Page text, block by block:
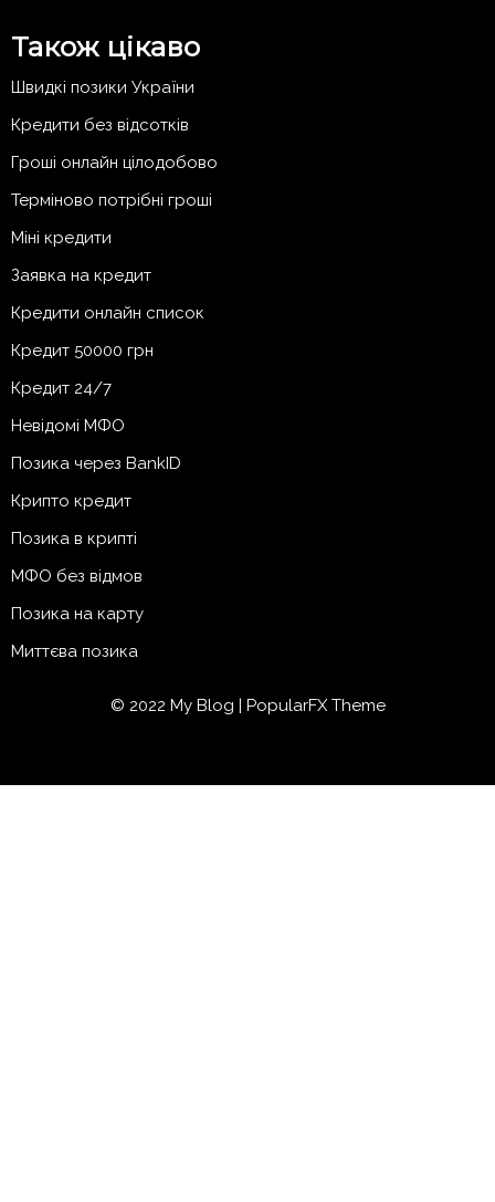
Також цікаво
Швидкі позики України
Кредити без відсотків
Гроші онлайн цілодобово
Терміново потрібні гроші
Міні кредити
Заявка на кредит
Кредити онлайн список
Кредит 50000 грн
Кредит 24/7
Невідомі МФО
Позика через BankID
Крипто кредит
Позика в крипті
МФО без відмов
Позика на карту
Миттєва позика
© 2022 My Blog | PopularFX Theme